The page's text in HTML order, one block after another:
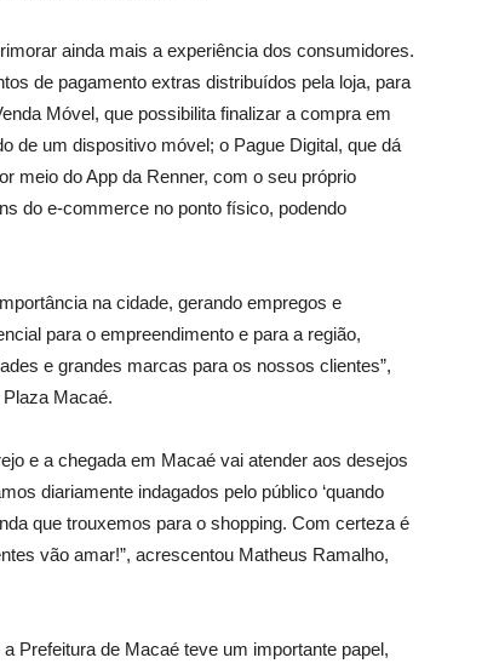
ainda mais a experiência dos consumidores.
de pagamento extras distribuídos pela loja, para
Móvel, que possibilita finalizar a compra em
de um dispositivo móvel; o Pague Digital, que dá
meio do App da Renner, com o seu próprio
do e-commerce no ponto físico, podendo
na cidade, gerando empregos e
para o empreendimento e para a região,
e grandes marcas para os nossos clientes”,
Macaé.
e a chegada em Macaé vai atender aos desejos
diariamente indagados pelo público ‘quando
que trouxemos para o shopping. Com certeza é
vão amar!”, acrescentou Matheus Ramalho,
Prefeitura de Macaé teve um importante papel,